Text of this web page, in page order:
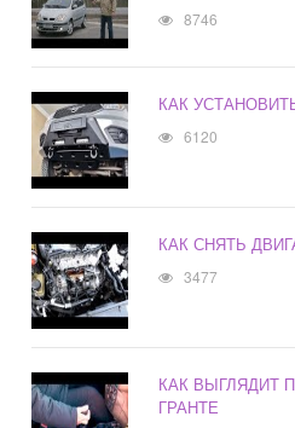
8746
КАК
6120
КАК СНЯТЬ
3477
КАК ВЫГЛЯДИТ
ГРАНТЕ